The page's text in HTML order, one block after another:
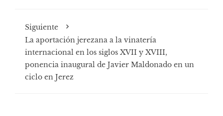
Siguiente
La aportación jerezana a la vinatería
internacional en los siglos XVII y XVIII,
ponencia inaugural de Javier Maldonado en un
ciclo en Jerez